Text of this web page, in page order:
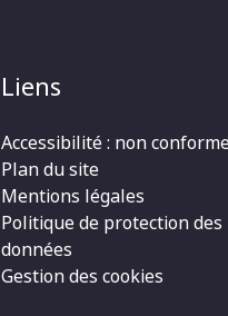
Liens
Accessibilité : non
Plan du site
Mentions légales
Politique de protection des
données
Gestion des cookies